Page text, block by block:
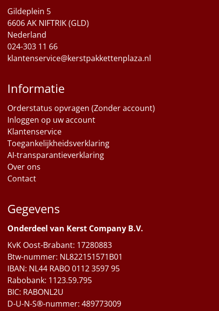
Gildeplein 5
6606 AK NIFTRIK (GLD)
Nederland
024-303 11 66
klantenservice@kerstpakkettenplaza.nl
Informatie
Orderstatus opvragen (Zonder account)
Inloggen op uw account
Klantenservice
Toegankelijkheidsverklaring
AI-transparantieverklaring
Over ons
Contact
Gegevens
Onderdeel van Kerst Company B.V.
KvK Oost-Brabant: 17280883
Btw-nummer: NL822151571B01
IBAN: NL44 RABO 0112 3597 95
Rabobank: 1123.59.795
BIC: RABONL2U
D-U-N-S®-nummer: 489773009